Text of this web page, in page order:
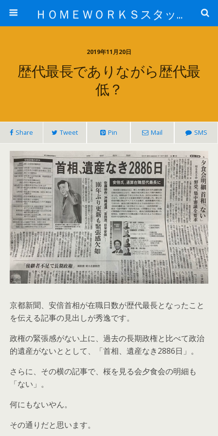
ＨＯＭＥＷＯＲＫＳスタッフ日記ブログ
2019年11月20日
歴代最長でありながら歴代最
低？
Share Tweet Pin Mail SMS
京都新聞、安倍首相が在職日数が歴代最長となったこと
を伝える記事の見出しが秀逸です。
政権の緊張感がない上に、過去の長期政権と比べて政治
的遺産がないととして、「首相、遺産なき2886日」。
さらに、その横の記事で、桜を見る会夕食会の明細も
「ない」。
何にもないやん。
その通りだと思います。